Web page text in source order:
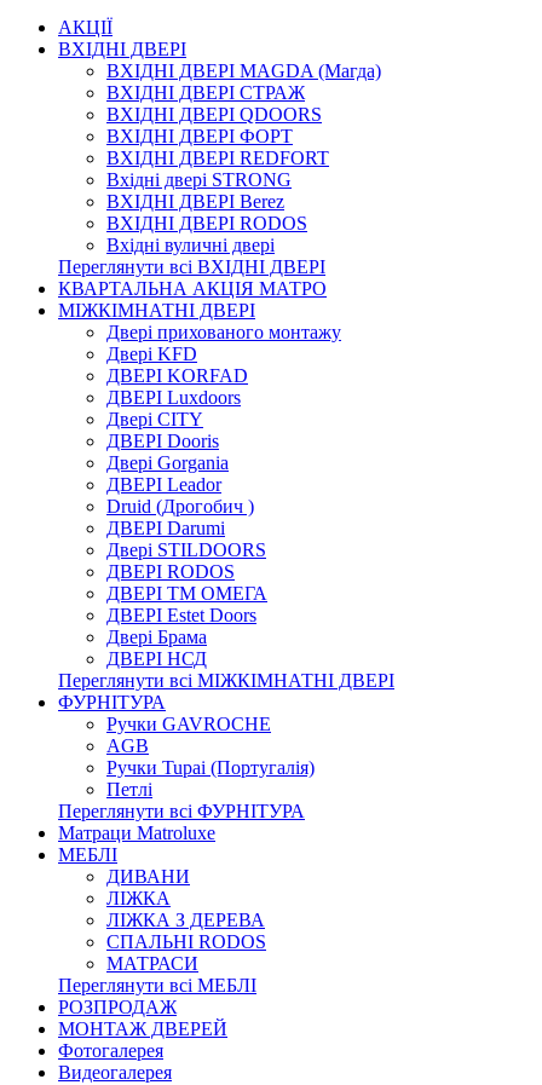
АКЦІЇ
ВХІДНІ ДВЕРІ
ВХІДНІ ДВЕРІ МAGDA (Магда)
ВХІДНІ ДВЕРІ СТРАЖ
ВХІДНІ ДВЕРІ QDOORS
ВХІДНІ ДВЕРІ ФОРТ
ВХІДНІ ДВЕРІ REDFORT
Вхідні двері STRONG
ВХІДНІ ДВЕРІ Berez
ВХІДНІ ДВЕРІ RODOS
Вхідні вуличні двері
Переглянути всі ВХІДНІ ДВЕРІ
КВАРТАЛЬНА АКЦІЯ МАТРО
МІЖКІМНАТНІ ДВЕРІ
Двері прихованого монтажу
Двері KFD
ДВЕРІ KORFAD
ДВЕРІ Luxdoors
Двері CITY
ДВЕРІ Dooris
Двері Gorgania
ДВЕРІ Leador
Druid (Дрогобич )
ДВЕРІ Darumi
Двері STILDOORS
ДВЕРІ RODOS
ДВЕРІ ТМ ОМЕГА
ДВЕРІ Estet Doors
Двері Брама
ДВЕРІ НСД
Переглянути всі МІЖКІМНАТНІ ДВЕРІ
ФУРНІТУРА
Ручки GAVROCHE
AGB
Ручки Tupai (Португалія)
Петлі
Переглянути всі ФУРНІТУРА
Матраци Matroluxe
МЕБЛІ
ДИВАНИ
ЛІЖКА
ЛІЖКА З ДЕРЕВА
СПАЛЬНІ RODOS
МАТРАСИ
Переглянути всі МЕБЛІ
РОЗПРОДАЖ
МОНТАЖ ДВЕРЕЙ
Фотогалерея
Видеогалерея